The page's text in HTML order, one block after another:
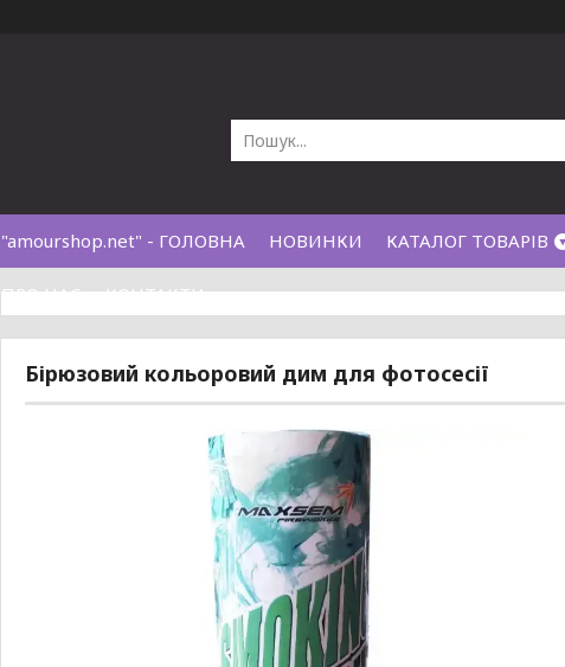
"amourshop.net" - ГОЛОВНА НОВИНКИ КАТАЛОГ ТОВАРІВ
ПРО НАС КОНТАКТИ
Бірюзовий кольоровий дим для фотосесії